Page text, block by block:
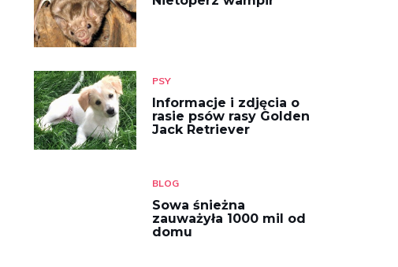
PSY
Informacje i zdjęcia o
rasie psów rasy Golden
Jack Retriever
BLOG
Sowa śnieżna
zauważyła 1000 mil od
domu